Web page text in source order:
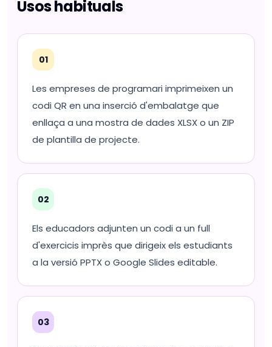
Usos habituals
01
Les empreses de programari imprimeixen un
codi QR en una inserció d'embalatge que
enllaça a una mostra de dades XLSX o un ZIP
de plantilla de projecte.
02
Els educadors adjunten un codi a un full
d'exercicis imprès que dirigeix els estudiants
a la versió PPTX o Google Slides editable.
03